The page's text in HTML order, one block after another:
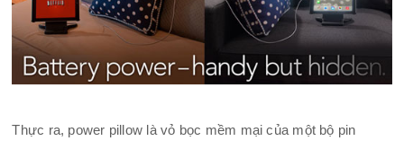
Thực ra, power pillow là vỏ bọc mềm mại của một bộ pin